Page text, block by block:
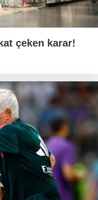
çeken karar!